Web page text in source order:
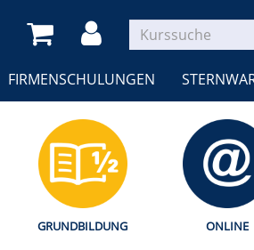
FIRMENSCHULUNGEN
GRUNDBILDUNG ONLINE